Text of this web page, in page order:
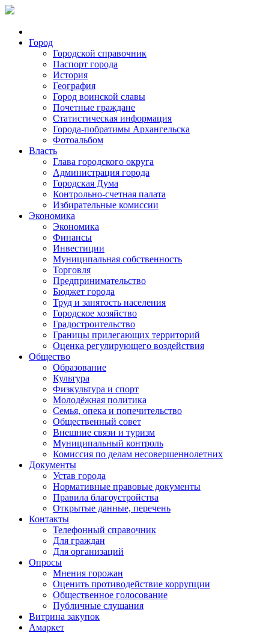
Город
Городской справочник
Паспорт города
История
География
Город воинской славы
Почетные граждане
Статистическая информация
Города-побратимы Архангельска
Фотоальбом
Власть
Глава городского округа
Администрация города
Городская Дума
Контрольно-счетная палата
Избирательные комиссии
Экономика
Экономика
Финансы
Инвестиции
Муниципальная собственность
Торговля
Предпринимательство
Бюджет города
Труд и занятость населения
Городское хозяйство
Градостроительство
Границы прилегающих территорий
Оценка регулирующего воздействия
Общество
Образование
Культура
Физкультура и спорт
Молодёжная политика
Семья, опека и попечительство
Общественный совет
Внешние связи и туризм
Муниципальный контроль
Комиссия по делам несовершеннолетних
Документы
Устав города
Нормативные правовые документы
Правила благоустройства
Открытые данные, перечень
Контакты
Телефонный справочник
Для граждан
Для организаций
Опросы
Мнения горожан
Оценить противодействие коррупции
Общественное голосование
Публичные слушания
Витрина закупок
Амаркет